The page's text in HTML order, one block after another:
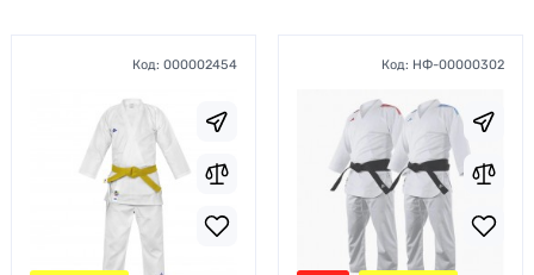
Код: 000002454 Код: НФ-00000302